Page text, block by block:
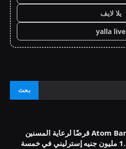
يلا لايف
yalla live
يقدم Atom Bank قرضًا لرعاية المسنين
بقيمة 1.1 مليون جنيه إسترليني في خمسة